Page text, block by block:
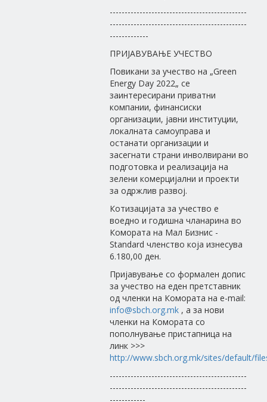
----------------------------------------------
----------------------------------------------
-------------
ПРИЈАВУВАЊЕ УЧЕСТВО
Повикани за учество на „Green
Energy Day 2022„ се
заинтересирани приватни
компании, финансиски
организации, јавни институции,
локалната самоуправа и
останати организации и
засегнати страни инволвирани во
подготовка и реализација на
зелени комерцијални и проекти
за одржлив развој.
Котизацијата за учество е
воедно и годишна чланарина во
Комората на Мал Бизнис -
Standard членство која изнесува
6.180,00 ден.
Пријавување со формален допис
за учество на еден претставник
од членки на Комората на e-mail:
info@sbch.org.mk , a за нови
членки на Комората со
пополнување пристапница на
линк >>>
http://www.sbch.org.mk/sites/default/
----------------------------------------------
----------------------------------------------
------------